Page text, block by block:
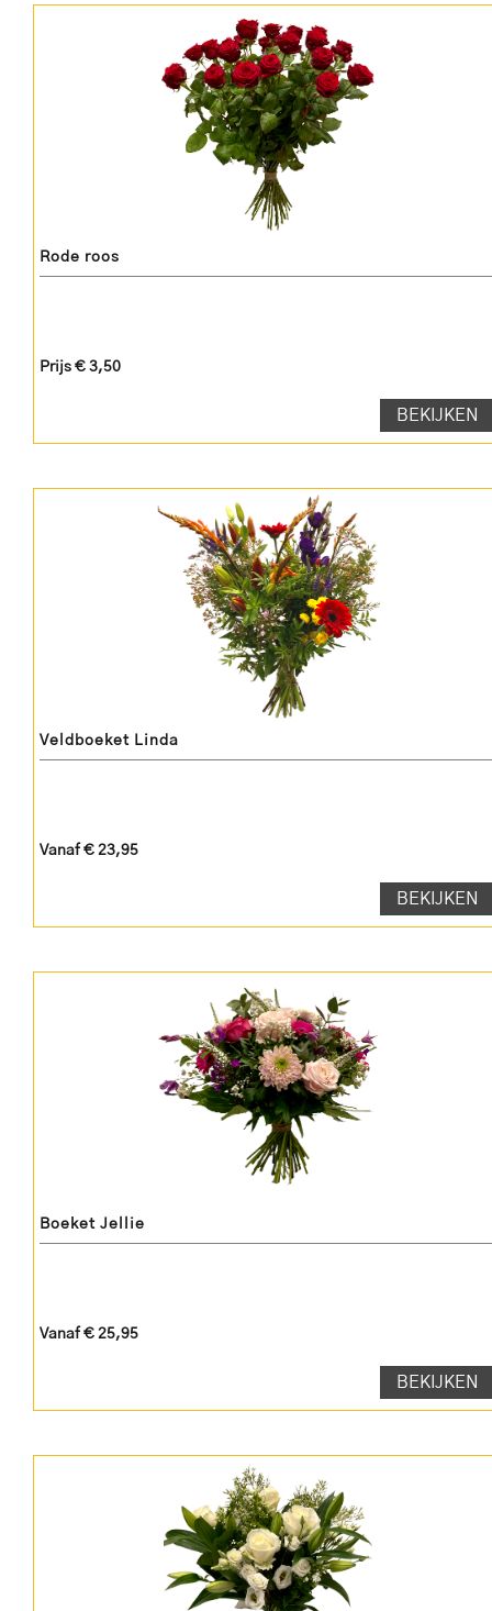
Rode roos
Prijs € 3,50
BEKIJKEN
Veldboeket Linda
Vanaf € 23,95
BEKIJKEN
Boeket Jellie
Vanaf € 25,95
BEKIJKEN